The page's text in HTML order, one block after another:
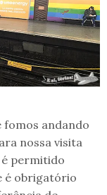
fomos andando
nossa visita
é permitido
é obrigatório